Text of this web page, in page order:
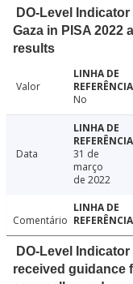
DO-Level
Gaza in PISA
results
Valor
No
Data
31 de
março
de 2022
Comentário
DO-Level
received guidance